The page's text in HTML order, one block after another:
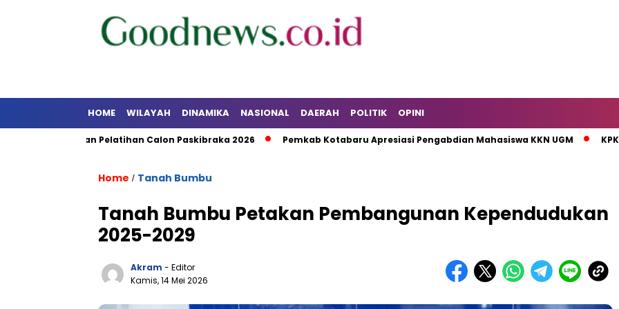
HOME WILAYAH DINAMIKA NASIONAL DAERAH POLITIK OPINI
dan Pelatihan Calon Paskibraka 2026 Pemkab Kotabaru Apresiasi Pengabdian Mahasiswa KKN UGM KPK Tahan
Home / Tanah Bumbu
Tanah Bumbu Petakan Pembangunan Kependudukan
2025-2029
Akram - Editor
Kamis, 14 Mei 2026